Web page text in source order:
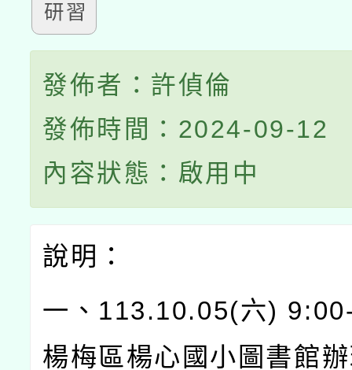
研習
發佈者：許偵倫
發佈時間：2024-09-12
內容狀態：啟用中
說明：
一、 113.10.05(六)
楊梅區楊心國小圖書館